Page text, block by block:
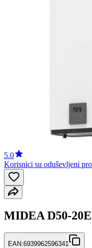
5.0
Korisnici su oduševljeni
MIDEA D50-
EAN:6939962596341